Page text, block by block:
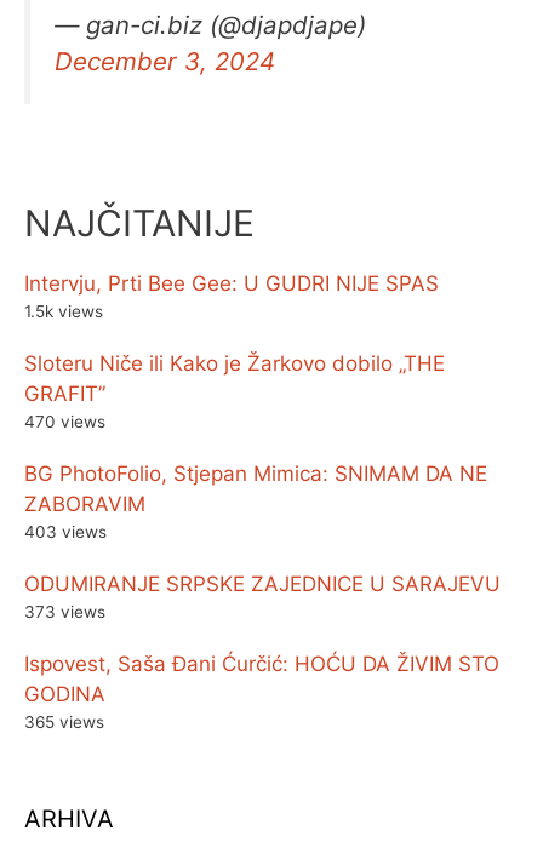
— gan-ci.biz (@djapdjape)
December 3, 2024
NAJČITANIJE
Intervju, Prti Bee Gee: U GUDRI NIJE SPAS
1.5k views
Sloteru Niče ili Kako je Žarkovo dobilo „THE
GRAFIT”
470 views
BG PhotoFolio, Stjepan Mimica: SNIMAM DA NE
ZABORAVIM
403 views
ODUMIRANJE SRPSKE ZAJEDNICE U SARAJEVU
373 views
Ispovest, Saša Đani Ćurčić: HOĆU DA ŽIVIM STO
GODINA
365 views
ARHIVA